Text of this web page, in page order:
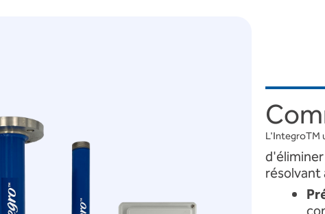
L'IntegroTM
résolvant